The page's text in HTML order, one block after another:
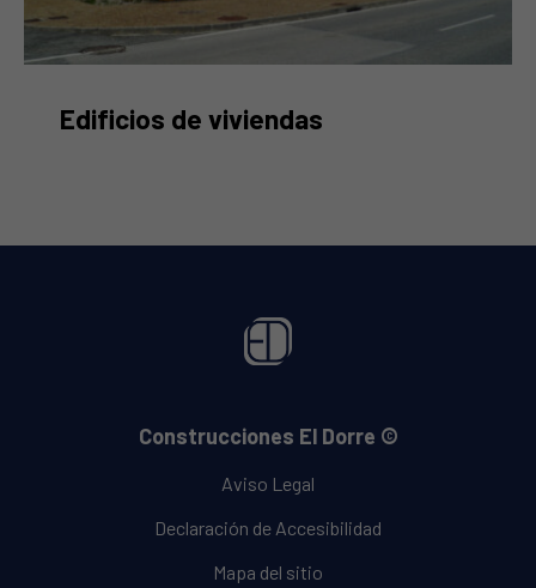
Edificios de viviendas
Construcciones El Dorre ©
Aviso Legal
Declaración de Accesibilidad
Mapa del sitio